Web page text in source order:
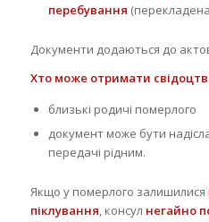
перебування
Документи додаються до
Хто може отримати
близькі родичі померлого
документ може бути
передачі рідним.
Якщо у померлого залишилися
піклування, консул негайно